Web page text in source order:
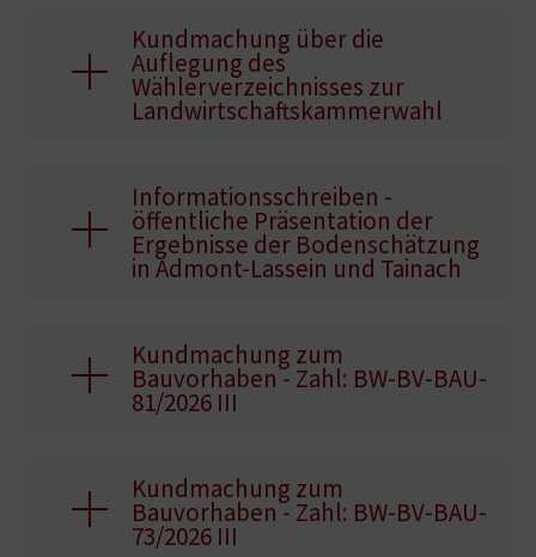
Kundmachung über die
Auflegung des
Wählerverzeichnisses zur
Landwirtschaftskammerwahl
Informationsschreiben -
öffentliche Präsentation der
Ergebnisse der Bodenschätzung
in Admont-Lassein und Tainach
Kundmachung zum
Bauvorhaben - Zahl: BW-BV-BAU-
81/2026 III
Kundmachung zum
Bauvorhaben - Zahl: BW-BV-BAU-
73/2026 III